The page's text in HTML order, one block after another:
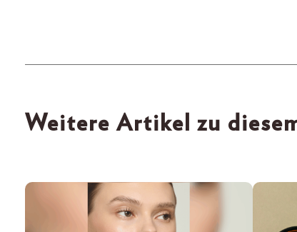
Weitere Artikel zu